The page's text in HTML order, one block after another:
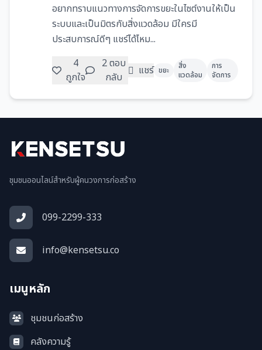
อยากทราบแนวทางการจัดการขยะในไซต์งานให้เป็น
ระบบและเป็นมิตรกับสิ่งแวดล้อม มีใครมี
ประสบการณ์ดีๆ แชร์ได้ไหม...
4
ถูกใจ
2 ตอบ
กลับ
แชร์ ขยะ
สิ่ง
แวดล้อม
การ
จัดการ
ชุมชนออนไลน์สำหรับผู้คนวงการก่อสร้าง
099-2299-333
info@kensetsu.co
เมนูหลัก
ชุมชนก่อสร้าง
คลังความรู้